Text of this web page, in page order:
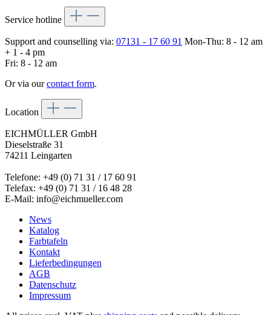
Service hotline
Support and counselling via: 07131 - 17 60 91 Mon-Thu: 8 - 12 am
+ 1 - 4 pm
Fri: 8 - 12 am
Or via ourcontact form.
Location
EICHMÜLLER GmbH
Dieselstraße 31
74211 Leingarten
Telefone: +49 (0) 71 31 / 17 60 91
Telefax: +49 (0) 71 31 / 16 48 28
E-Mail: info@eichmueller.com
News
Katalog
Farbtafeln
Kontakt
Lieferbedingungen
AGB
Datenschutz
Impressum